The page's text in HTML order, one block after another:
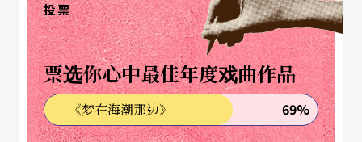
实环境的抗争，一探他人无法窥视的真实。杜思慧
《HOP-HOP》则让梦与现实共存，一场现实发生的
车祸与梦里的动物世界看似两条不相交的平行线，
但却有共同的情感纠葛，外遇、争吵、孤独等情
节，将虚拟舞台和现实人生巧妙连结。（廖俊逞）
投票
票选你心中最佳年度戏曲作品
《梦在海潮那边》 69%